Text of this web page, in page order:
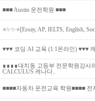
■■■ Austin 운전학원 ■■■
⭐️✨✨⭐️[Essay, AP, IELTS, English,
♥♥♥ 코딩 AI 교육 (1:1온라인) ♥♥♥
∎∎∎∎대치동 고등부 전문학원강사
CALCULUS 캐나다..
■■■■자동차 운전교육 학원■■■■ 전